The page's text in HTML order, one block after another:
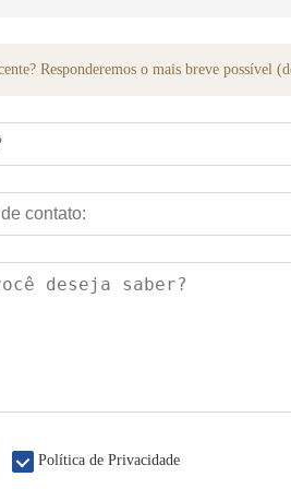
Responderemos o mais breve possível
Política de Privacidade